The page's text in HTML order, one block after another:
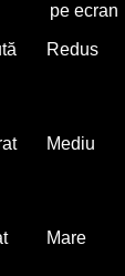
pe ecran
Redus
Mediu
Mare